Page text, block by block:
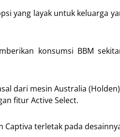
yang layak untuk keluarga
konsumsi BBM
dari mesin Australia
fitur Active Select.
Captiva terletak pada